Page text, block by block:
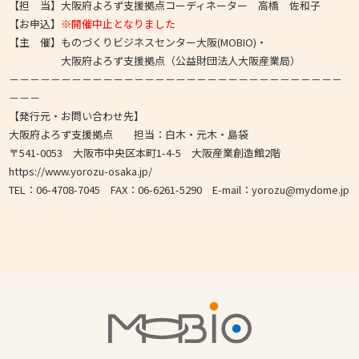
【担 当】大阪府よろず支援拠点コーディネーター 高橋 佐和子
【お申込】 ※開催中止となりました
【主 催】ものづくりビジネスセンター大阪(MOBIO)・
大阪府よろず支援拠点（公益財団法人大阪産業局）
－－－－－－－－－－－－－－－－－－－－－－－－－－－－－－－－
－－－
【発行元・お問い合わせ先】
大阪府よろず支援拠点 担当：白木・元木・島袋
〒541-0053 大阪市中央区本町1-4-5 大阪産業創造館2階
https://www.yorozu-osaka.jp/
TEL：06-4708-7045 FAX：06-6261-5290 E-mail：yorozu@mydome.jp